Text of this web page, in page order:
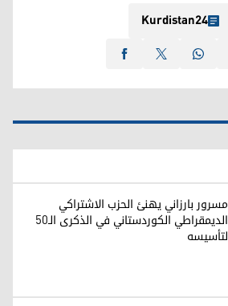
Kurdistan24
مسرور بارزاني يهنئ الحزب الاشتراكي
الديمقراطي الكوردستاني في الذكرى الـ50
لتأسيسه